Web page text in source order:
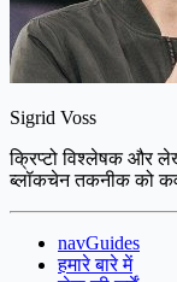
Sigrid Voss
क्रिप्टो विश्लेषक और
ब्लॉकचेन तकनीक को
navGuides
हमारे बारे में